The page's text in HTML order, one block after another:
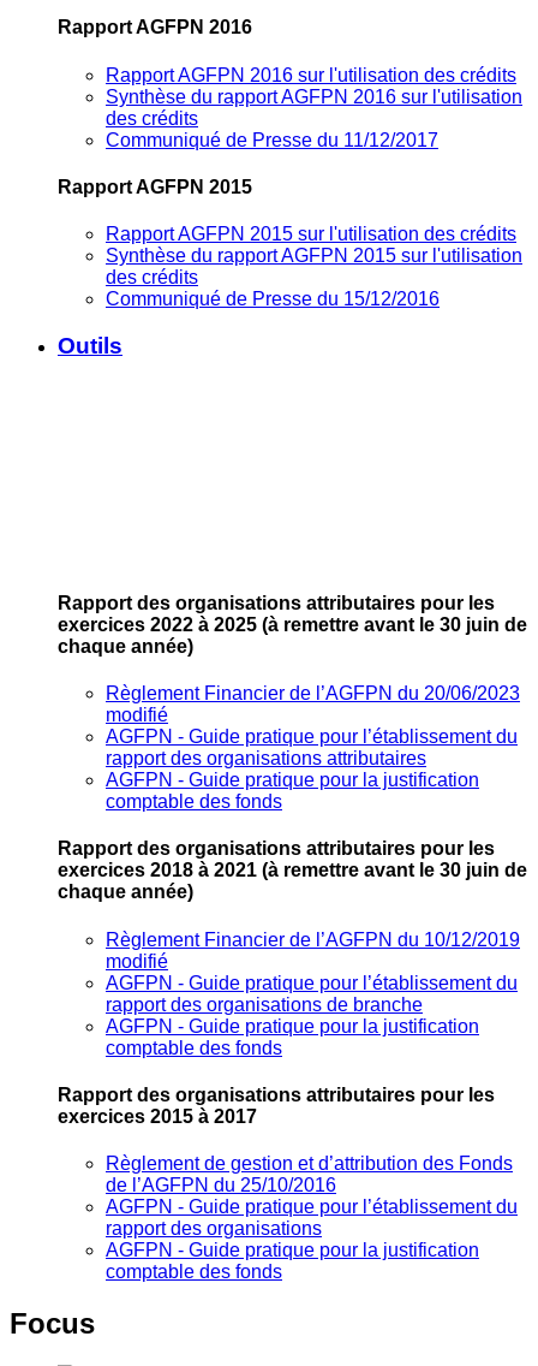
Rapport AGFPN 2016
Rapport AGFPN 2016 sur l'utilisation des crédits
Synthèse du rapport AGFPN 2016 sur l'utilisation
des crédits
Communiqué de Presse du 11/12/2017
Rapport AGFPN 2015
Rapport AGFPN 2015 sur l'utilisation des crédits
Synthèse du rapport AGFPN 2015 sur l'utilisation
des crédits
Communiqué de Presse du 15/12/2016
Outils
Rapport des organisations attributaires pour les
exercices 2022 à 2025 (à remettre avant le 30 juin de
chaque année)
Règlement Financier de l’AGFPN du 20/06/2023
modifié
AGFPN ‐ Guide pratique pour l’établissement du
rapport des organisations attributaires
AGFPN ‐ Guide pratique pour la justification
comptable des fonds
Rapport des organisations attributaires pour les
exercices 2018 à 2021 (à remettre avant le 30 juin de
chaque année)
Règlement Financier de l’AGFPN du 10/12/2019
modifié
AGFPN ‐ Guide pratique pour l’établissement du
rapport des organisations de branche
AGFPN ‐ Guide pratique pour la justification
comptable des fonds
Rapport des organisations attributaires pour les
exercices 2015 à 2017
Règlement de gestion et d’attribution des Fonds
de l’AGFPN du 25/10/2016
AGFPN ‐ Guide pratique pour l’établissement du
rapport des organisations
AGFPN ‐ Guide pratique pour la justification
comptable des fonds
Focus